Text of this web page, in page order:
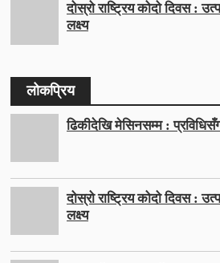
दोस्रो राष्ट्रिय कोदो दिवस :
लक्ष्य
लोकप्रिय
ढिकीदेखि मेसिनसम्म :
दोस्रो राष्ट्रिय कोदो दिवस :
लक्ष्य